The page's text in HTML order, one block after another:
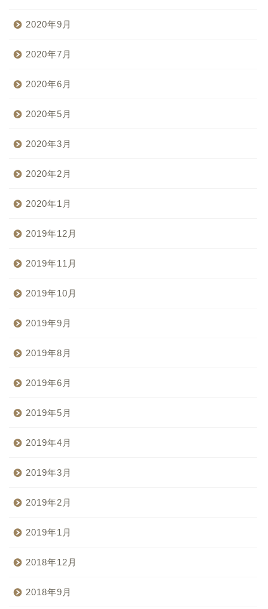
2020年9月
2020年7月
2020年6月
2020年5月
2020年3月
2020年2月
2020年1月
2019年12月
2019年11月
2019年10月
2019年9月
2019年8月
2019年6月
2019年5月
2019年4月
2019年3月
2019年2月
2019年1月
2018年12月
2018年9月